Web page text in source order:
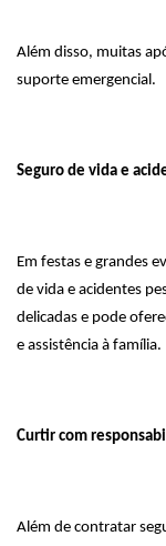
Além disso, muitas
suporte emergencial.
Seguro de vida e
Em festas e grandes
de vida e acidentes
delicadas e pode
e assistência à família.
Curtir com
Além de contratar